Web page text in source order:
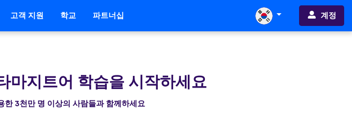
고객 지원 학교 파트너십 계정
마지트어 학습을 시작하세요
한 3천만 명 이상의 사람들과 함께하세요